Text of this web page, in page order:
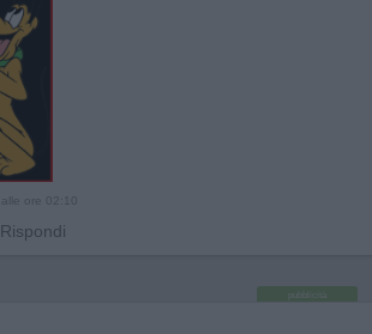
Rispondi
pubblicità